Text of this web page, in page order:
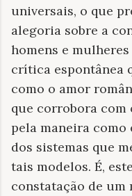
universais, o que
alegoria sobre a
homens e
crítica espontânea
como o amor
que corrobora com
pela maneira
dos sistemas que
tais modelos. É,
constatação de um